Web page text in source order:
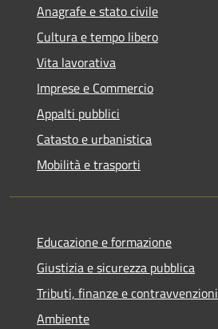
Anagrafe e stato civile
Cultura e tempo libero
Vita lavorativa
Imprese e Commercio
Appalti pubblici
Catasto e urbanistica
Mobilità e trasporti
Educazione e formazione
Giustizia e sicurezza pubblica
Tributi, finanze e contravvenzioni
Ambiente